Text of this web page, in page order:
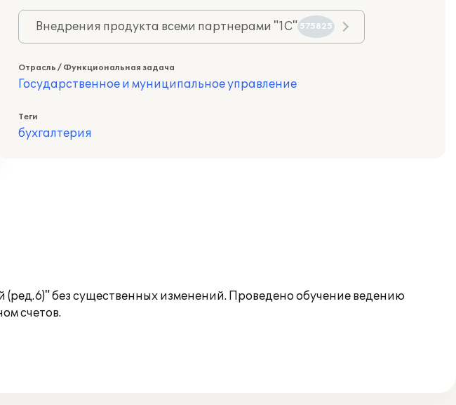
Внедрения продукта всеми партнерами "1С" 575825
Отрасль / Функциональная задача
Государственное и муниципальное управление
Теги
бухгалтерия
без существенных изменений. Проведено обучение ведению
счетов.